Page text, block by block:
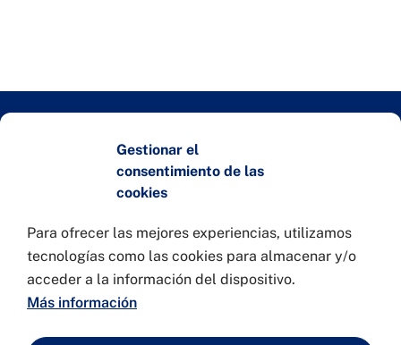
Gestionar el
consentimiento de las
cookies
Para ofrecer las mejores experiencias, utilizamos
tecnologías como las cookies para almacenar y/o
acceder a la información del dispositivo.
Más información
Entidades colaboradoras